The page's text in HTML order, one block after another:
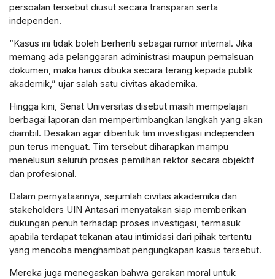
persoalan tersebut diusut secara transparan serta
independen.
“Kasus ini tidak boleh berhenti sebagai rumor internal. Jika
memang ada pelanggaran administrasi maupun pemalsuan
dokumen, maka harus dibuka secara terang kepada publik
akademik,” ujar salah satu civitas akademika.
Hingga kini, Senat Universitas disebut masih mempelajari
berbagai laporan dan mempertimbangkan langkah yang akan
diambil. Desakan agar dibentuk tim investigasi independen
pun terus menguat. Tim tersebut diharapkan mampu
menelusuri seluruh proses pemilihan rektor secara objektif
dan profesional.
Dalam pernyataannya, sejumlah civitas akademika dan
stakeholders UIN Antasari menyatakan siap memberikan
dukungan penuh terhadap proses investigasi, termasuk
apabila terdapat tekanan atau intimidasi dari pihak tertentu
yang mencoba menghambat pengungkapan kasus tersebut.
Mereka juga menegaskan bahwa gerakan moral untuk